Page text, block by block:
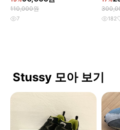
110,000원
7 182
Stussy 모아 보기